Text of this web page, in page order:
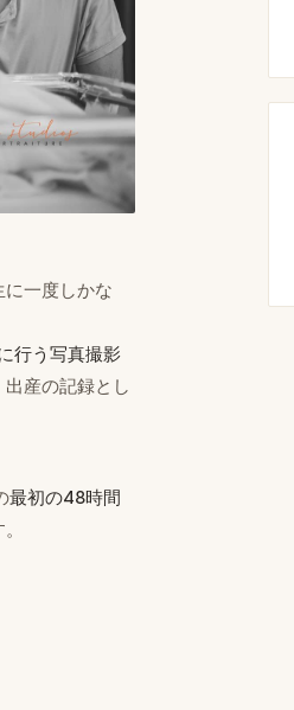
一度しかな
行う写真撮影
産の記録とし
最初の48時間